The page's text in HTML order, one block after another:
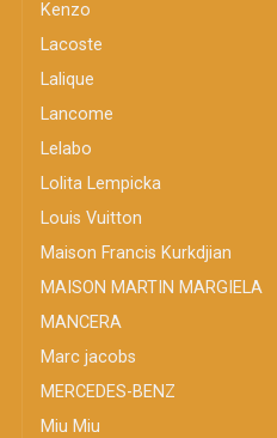
Kenzo
Lacoste
Lalique
Lancome
Lelabo
Lolita Lempicka
Louis Vuitton
Maison Francis Kurkdjian
MAISON MARTIN MARGIELA
MANCERA
Marc jacobs
MERCEDES-BENZ
Miu Miu